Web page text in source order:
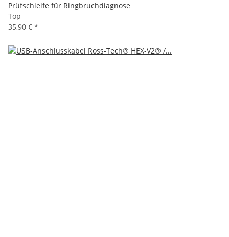
Prüfschleife für Ringbruchdiagnose
Top
35,90 € *